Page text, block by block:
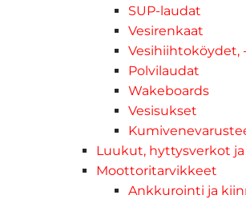
SUP-laudat
Vesirenkaat
Vesihiihtoköydet,
Polvilaudat
Wakeboards
Vesisukset
Luukut, hyttysverkot
Moottoritarvikkeet
Ankkurointi ja